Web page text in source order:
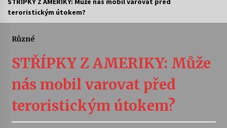
Letní koncerty ve Stromovce: Ars Camerata a
4. 8. 2026
Vernisáž výstavy Josefíny Duškové: Stávám se
teroristickým útokem?
Různé
STŘÍPKY Z AMERIKY: Může
nás mobil varovat před
teroristickým útokem?